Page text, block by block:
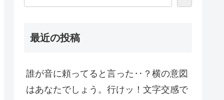
最近の投稿
誰が音に頼ってると言った‥？横の意図
はあなたでしょう。行けッ！文字交感で